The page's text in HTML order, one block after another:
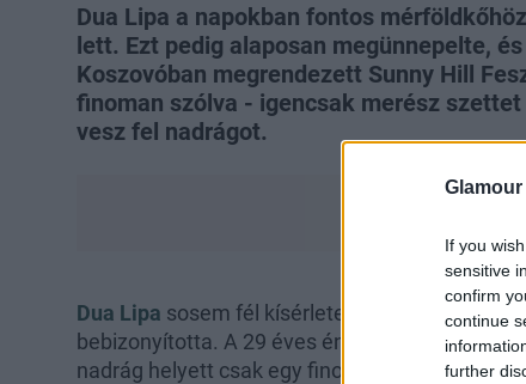
Glamour
If you
sensitive
confirm
continue
further
Dua Lipa a napokban fontos
lett. Ezt pedig alaposan megünnepelte,
Koszovóban megrendezett Sunny Hill
finoman szólva - igencsak merész
vesz fel nadrágot.
Dua Lipa sosem fél kísérletezni a merészebb
bebizonyította. A 29 éves énekesnő egy
nadrág helyett csak egy finoman áttetsző,